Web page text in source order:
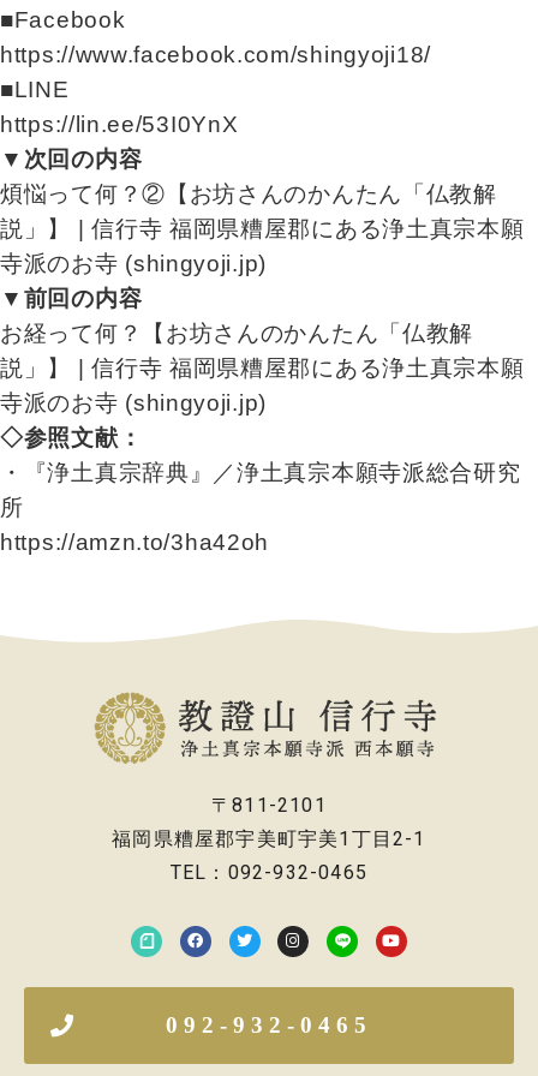
■Facebook
https://www.facebook.com/shingyoji18/
■LINE
https://lin.ee/53I0YnX
▼次回の内容
煩悩って何？②【お坊さんのかんたん「仏教解
説」】 | 信行寺 福岡県糟屋郡にある浄土真宗本願
寺派のお寺 (shingyoji.jp)
▼前回の内容
お経って何？【お坊さんのかんたん「仏教解
説」】 | 信行寺 福岡県糟屋郡にある浄土真宗本願
寺派のお寺 (shingyoji.jp)
◇参照文献：
・『浄土真宗辞典』／浄土真宗本願寺派総合研究
所
https://amzn.to/3ha42oh
〒811-2101
福岡県糟屋郡宇美町宇美1丁目2-1
TEL：092-932-0465
092-932-0465